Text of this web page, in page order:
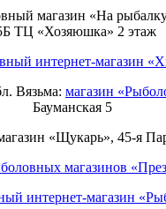
магазин «На
ТЦ «Хозяюшка» 2 этаж
интернет-магазин
Вязьма: магазин
Бауманская 5
«Щукарь», 45-я
магазинов
интернет-магазин